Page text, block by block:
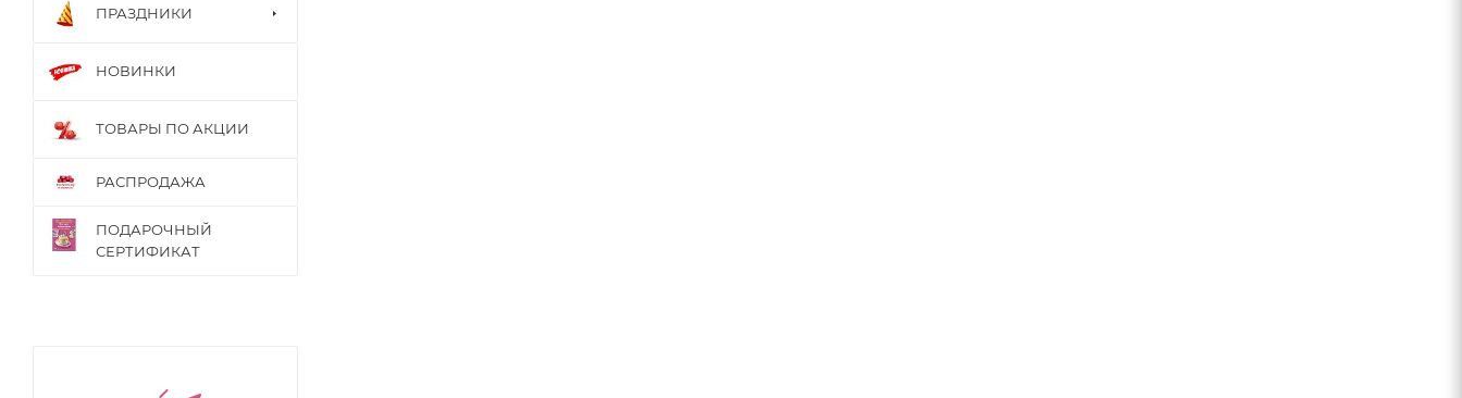
ПРАЗДНИКИ
НОВИНКИ
ТОВАРЫ ПО АКЦИИ
РАСПРОДАЖА
ПОДАРОЧНЫЙ
СЕРТИФИКАТ